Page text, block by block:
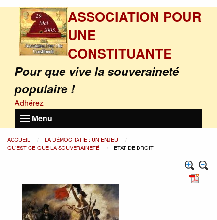
ASSOCIATION POUR
UNE
CONSTITUANTE
Pour que vive la souveraineté
populaire !
Adhérez
Menu
ACCUEIL
LA DÉMOCRATIE : UN ENJEU
QU’EST-CE-QUE LA SOUVERAINETÉ
ETAT DE DROIT